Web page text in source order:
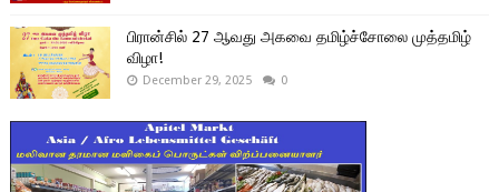
பிரான்சில் 27 ஆவது அகவை தமிழ்ச்சோலை முத்தமிழ்
விழா!
December 29, 2025 0